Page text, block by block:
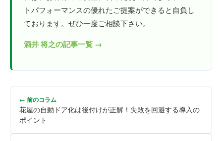
トパフォーマンスの優れたご提案ができると自負し
ております。ぜひ一度ご相談下さい。
酒井 将之の記事一覧 →
← 前のコラム
花屋の自動ドア化は後付けが正解！失敗を回避する導入の
ポイント